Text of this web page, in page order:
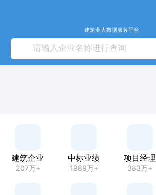
建筑业大数据服务平台
建筑企业
207万+
中标业绩
1989万+
项目经理
383万+